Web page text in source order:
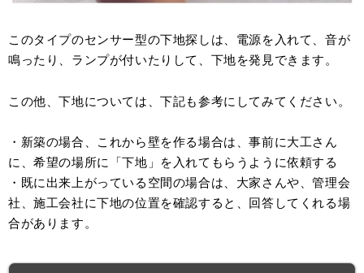
このタイプのセンサー型の下地探しは、電源を入れて、音が
鳴ったり、ランプが付いたりして、下地を発見できます。
この他、下地については、下記も参考にしてみてください。
・新築の場合、これから壁を作る場合は、事前に大工さん
に、希望の場所に「下地」を入れてもらうように依頼する
・既に出来上がっている空間の場合は、大家さんや、管理会
社、施工会社に下地の位置を確認すると、回答してくれる場
合があります。